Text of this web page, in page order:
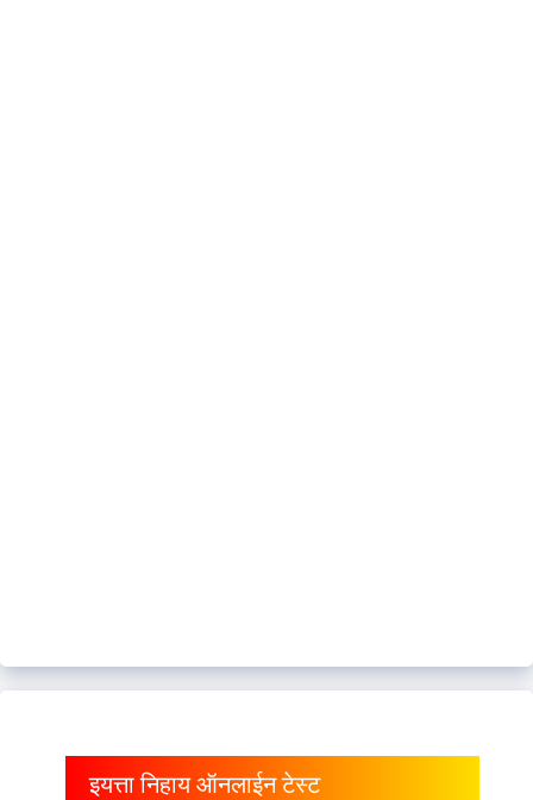
इयत्ता निहाय ऑनलाईन टेस्ट